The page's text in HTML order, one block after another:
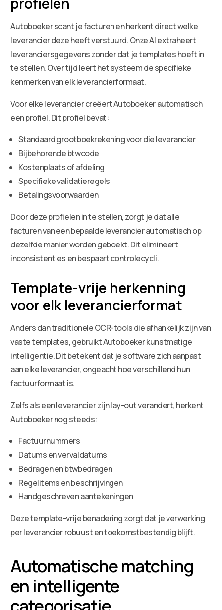
Autoboeker scant je facturen en herkent direct welke
leverancier deze heeft verstuurd. Onze AI extraheert
leveranciersgegevens zonder dat je templates hoeft in
te stellen. Over tijd leert het systeem de specifieke
kenmerken van elk leverancierformaat.
Voor elke leverancier creëert Autoboeker automatisch
een profiel. Dit profiel bevat:
Standaard grootboekrekening voor die leverancier
Bijbehorende btwcode
Kostenplaats of afdeling
Specifieke validatieregels
Betalingsvoorwaarden
Door deze profielen in te stellen, zorgt je dat alle
facturen van een bepaalde leverancier automatisch op
dezelfde manier worden geboekt. Dit elimineert
inconsistenties en bespaart controlecycli.
Template-vrije herkenning
voor elk leverancierformat
Anders dan traditionele OCR-tools die afhankelijk zijn van
vaste templates, gebruikt Autoboeker kunstmatige
intelligentie. Dit betekent dat je software zich aanpast
aan elke leverancier, ongeacht hoe verschillend hun
factuurformaat is.
Zelfs als een leverancier zijn lay-out verandert, herkent
Autoboeker nog steeds:
Factuurnummers
Datums en vervaldatums
Bedragen en btwbedragen
Regelitems en beschrijvingen
Handgeschreven aantekeningen
Deze template-vrije benadering zorgt dat je verwerking
per leverancier robuust en toekomstbestendig blijft.
Automatische matching
en intelligente
categorisatie